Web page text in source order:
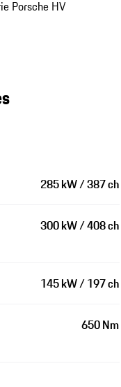
Porsche HV
285 kW / 387 ch
300 kW / 408 ch
145 kW / 197 ch
650 Nm